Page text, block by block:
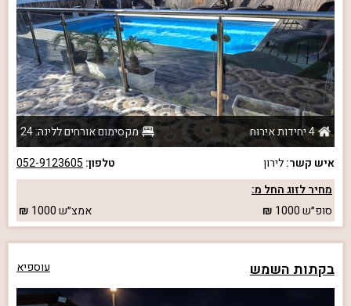
4 יחידות אירוח
מקסימום אורחים ללינה: 24
איש קשר:לירון טלפון: 052-9123605
מחיר לזוג החל מ:
סופ״ש1000 אמצ״ש1000
בקתות השמש עוספיא